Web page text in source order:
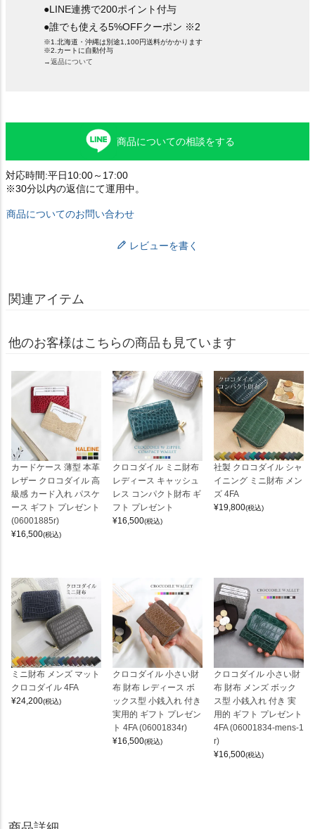
●LINE連携で200ポイント付与
●誰でも使える5%OFFクーポン ※2
※1.北海道・沖縄は別途1,100円送料がかかります
※2.カートに自動付与
→返品について
商品についての相談をする
対応時間:平日10:00～17:00
※30分以内の返信にて運用中。
商品についてのお問い合わせ
レビューを書く
関連アイテム
他のお客様はこちらの商品も見ています
カードケース 薄型 本革
レザー クロコダイル 高
級感 カード入れ パスケ
ース ギフト プレゼント
(06001885r)
¥16,500(税込)
クロコダイル ミニ財布
レディース キャッシュ
レス コンパクト財布 ギ
フト プレゼント
¥16,500(税込)
社製 クロコダイル シャ
イニング ミニ財布 メン
ズ 4FA
¥19,800(税込)
ミニ財布 メンズ マット
クロコダイル 4FA
¥24,200(税込)
クロコダイル 小さい財
布 財布 レディース ボ
ックス型 小銭入れ 付き
実用的 ギフト プレゼン
ト 4FA (06001834r)
¥16,500(税込)
クロコダイル 小さい財
布 財布 メンズ ボック
ス型 小銭入れ 付き 実
用的 ギフト プレゼント
4FA (06001834-mens-1
r)
¥16,500(税込)